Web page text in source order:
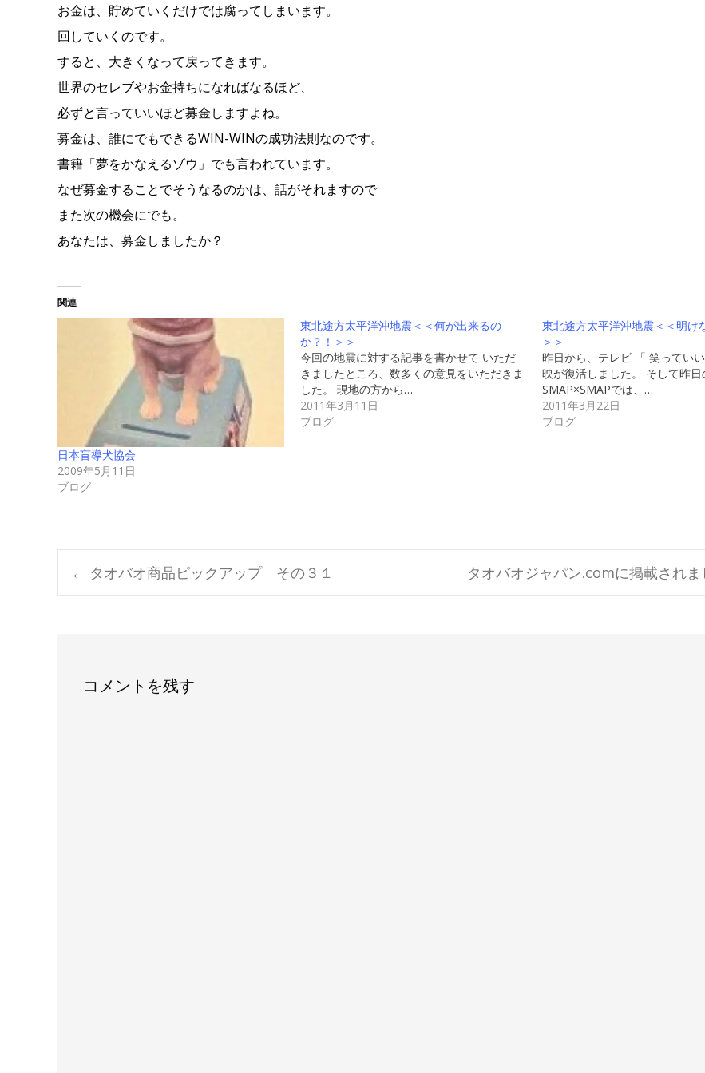
お金は、貯めていくだけでは腐ってしまいます。
回していくのです。
すると、大きくなって戻ってきます。
世界のセレブやお金持ちになればなるほど、
必ずと言っていいほど募金しますよね。
募金は、誰にでもできるWIN-WINの成功法則なのです。
書籍「夢をかなえるゾウ」でも言われています。
なぜ募金することでそうなるのかは、話がそれますので
また次の機会にでも。
あなたは、募金しましたか？
関連
日本盲導犬協会
2009年5月11日
ブログ
東北途方太平洋沖地震＜＜何が出来るの
か？！＞＞
今回の地震に対する記事を書かせて いただ
きましたところ、数多くの意見をいただきま
した。 現地の方から…
2011年3月11日
ブログ
東北途方太平洋沖地震＜＜明け
＞＞
昨日から、テレビ 「 笑ってい
映が復活しました。 そして昨日
SMAP×SMAPでは、…
2011年3月22日
ブログ
Post
← タオバオ商品ピックアップ その３１ タオバオジャパン.comに掲載されま
コメントを残す